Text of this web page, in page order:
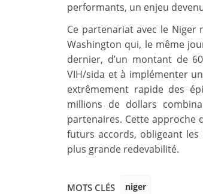
performants, un enjeu
Ce partenariat avec le Niger
Washington qui, le même
dernier, d’un montant de
VIH/sida et à implémenter
extrêmement rapide des
millions de dollars
partenaires. Cette
futurs accords, obligeant
plus grande redevabilité.
MOTS CLÉS niger